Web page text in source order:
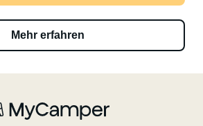
Mehr erfahren